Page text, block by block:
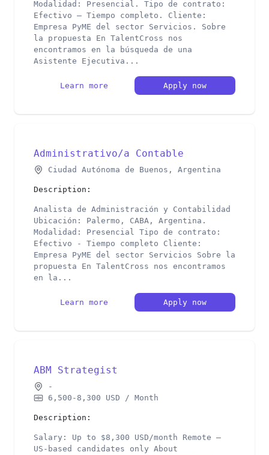
Modalidad: Presencial. Tipo de contrato:
Efectivo – Tiempo completo. Cliente:
Empresa PyME del sector Servicios. Sobre
la propuesta En TalentCross nos
encontramos en la búsqueda de una
Asistente Ejecutiva...
Learn more Apply now
Administrativo/a Contable
Ciudad Autónoma de Buenos, Argentina
Description:
Analista de Administración y Contabilidad
Ubicación: Palermo, CABA, Argentina.
Modalidad: Presencial Tipo de contrato:
Efectivo - Tiempo completo Cliente:
Empresa PyME del sector Servicios Sobre la
propuesta En TalentCross nos encontramos
en la...
Learn more Apply now
ABM Strategist
-
6,500-8,300 USD / Month
Description:
Salary: Up to $8,300 USD/month Remote –
US-based candidates only About